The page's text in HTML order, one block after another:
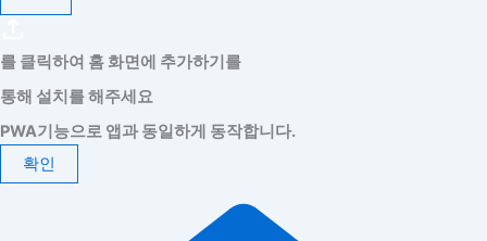
를 클릭하여 홈 화면에 추가하기를
통해 설치를 해주세요
PWA기능으로 앱과 동일하게 동작합니다.
확인